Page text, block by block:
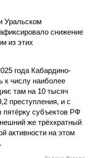
Уральском
снижение
из этих
года Кабардино-
к числу наиболее
там на 10 тысяч
преступления, и с
пятёрку субъектов РФ
же трёхкратный
активности на этом